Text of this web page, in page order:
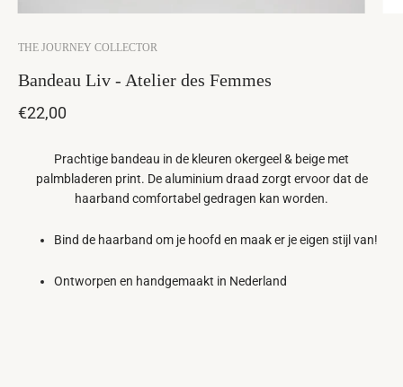
THE JOURNEY COLLECTOR
Bandeau Liv - Atelier des Femmes
€22,00
Prachtige bandeau in de kleuren okergeel & beige met
palmbladeren print. De aluminium draad zorgt ervoor dat de
haarband comfortabel gedragen kan worden.
Bind de haarband om je hoofd en maak er je eigen stijl van!
Ontworpen en handgemaakt in Nederland